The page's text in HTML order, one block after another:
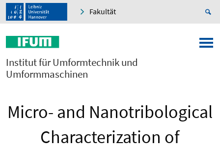
Fakultät
Institut für Umformtechnik und
Umformmaschinen
Micro- and Nanotribological
Characterization of